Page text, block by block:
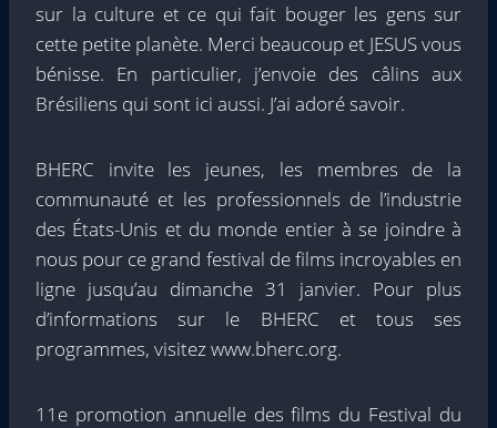
sur la culture et ce qui fait bouger les gens sur
cette petite planète. Merci beaucoup et JESUS ​​vous
bénisse. En particulier, j’envoie des câlins aux
Brésiliens qui sont ici aussi. J’ai adoré savoir.
BHERC invite les jeunes, les membres de la
communauté et les professionnels de l’industrie
des États-Unis et du monde entier à se joindre à
nous pour ce grand festival de films incroyables en
ligne jusqu’au dimanche 31 janvier. Pour plus
d’informations sur le BHERC et tous ses
programmes, visitez www.bherc.org.
11e promotion annuelle des films du Festival du